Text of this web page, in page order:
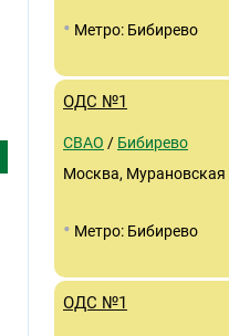
• Метро: Бибирево
ОДС №1
СВАО / Бибирево
Москва, Мурановская
• Метро: Бибирево
ОДС №1